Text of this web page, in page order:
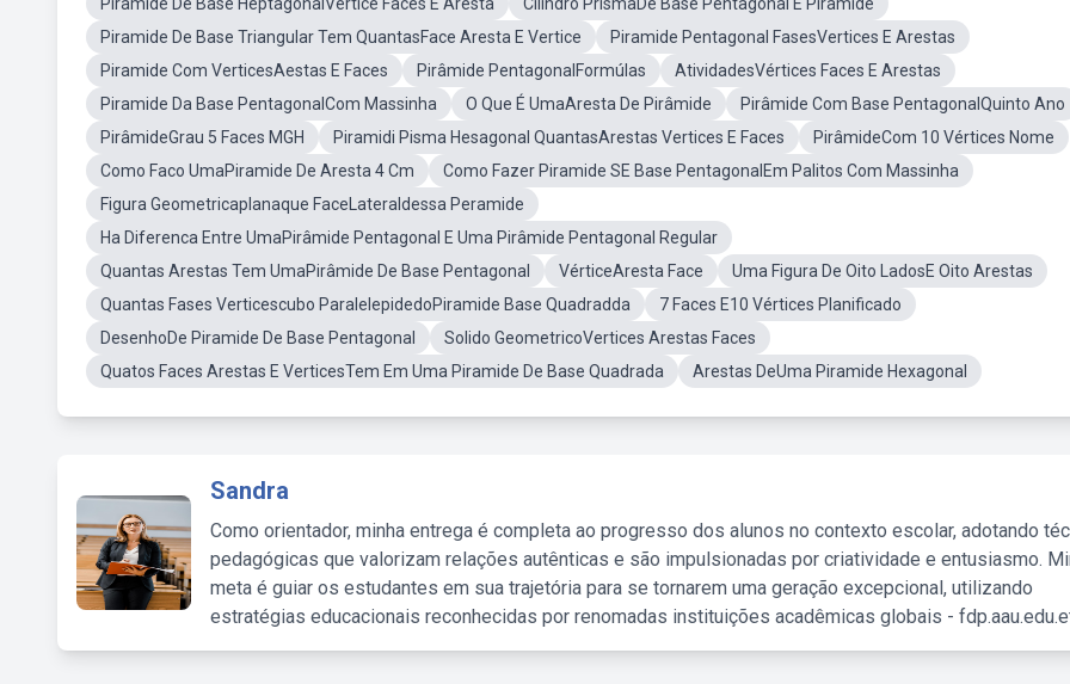
Piramide De Base Triangular Tem QuantasFace Aresta E Vertice
Piramide Pentagonal FasesVertices E Arestas
Piramide Com VerticesAestas E Faces
Pirâmide PentagonalFormúlas
AtividadesVértices Faces E Arestas
Piramide Da Base PentagonalCom Massinha
O Que É UmaAresta De Pirâmide
Pirâmide Com Base PentagonalQuinto Ano
PirâmideGrau 5 Faces MGH
Piramidi Pisma Hesagonal QuantasArestas Vertices E Faces
PirâmideCom 10 Vértices Nome
Como Faco UmaPiramide De Aresta 4 Cm
Como Fazer Piramide SE Base PentagonalEm Palitos Com Massinha
Figura Geometricaplanaque FaceLateraldessa Peramide
Ha Diferenca Entre UmaPirâmide Pentagonal E Uma Pirâmide Pentagonal Regular
Quantas Arestas Tem UmaPirâmide De Base Pentagonal
VérticeAresta Face
Uma Figura De Oito LadosE Oito Arestas
Quantas Fases Verticescubo ParalelepidedoPiramide Base Quadradda
7 Faces E10 Vértices Planificado
DesenhoDe Piramide De Base Pentagonal
Solido GeometricoVertices Arestas Faces
Quatos Faces Arestas E VerticesTem Em Uma Piramide De Base Quadrada
Arestas DeUma Piramide Hexagonal
Sandra
Como orientador, minha entrega é completa ao progresso dos alunos no contexto escolar, adotando
pedagógicas que valorizam relações autênticas e são impulsionadas por criatividade e entusiasmo.
meta é guiar os estudantes em sua trajetória para se tornarem uma geração excepcional, utilizando
estratégias educacionais reconhecidas por renomadas instituições acadêmicas globais -